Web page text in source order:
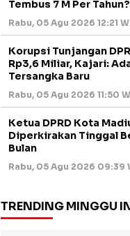
Tembus 7 M Per Tahun?
Rabu, 05 Agu 2026 12:21
Korupsi Tunjangan
Rp3,6 Miliar, Kajari:
Tersangka Baru
Rabu, 05 Agu 2026 11:50
Ketua DPRD Kota
Diperkirakan Tinggal
Bulan
Rabu, 05 Agu 2026 09:39
TRENDING MINGGU